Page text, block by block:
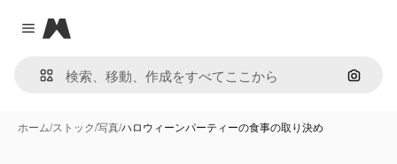
Close menu
Magnific
画像で
ホーム/ストック/写真/ハロウィーンパーティーの食事の取り決め